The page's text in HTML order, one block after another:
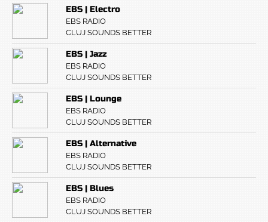
EBS | Electro
EBS RADIO
CLUJ SOUNDS BETTER
EBS | Jazz
EBS RADIO
CLUJ SOUNDS BETTER
EBS | Lounge
EBS RADIO
CLUJ SOUNDS BETTER
EBS | Alternative
EBS RADIO
CLUJ SOUNDS BETTER
EBS | Blues
EBS RADIO
CLUJ SOUNDS BETTER